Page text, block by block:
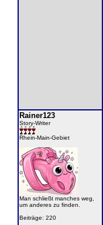
Rainer123
Story-Writer
Rhein-Main-Gebiet
Man schließt manches weg,
um anderes zu finden.
Beiträge: 220